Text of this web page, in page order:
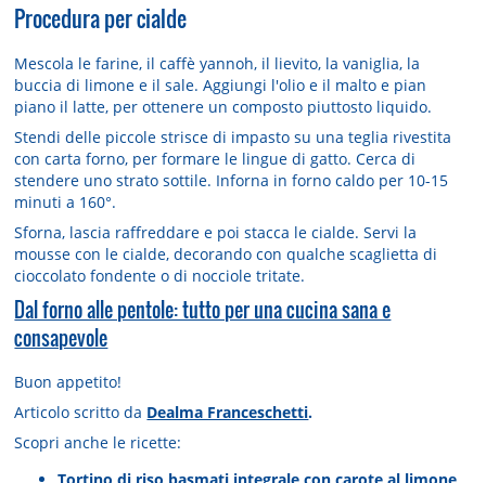
Procedura per cialde
Mescola le farine, il caffè yannoh, il lievito, la vaniglia, la
buccia di limone e il sale. Aggiungi l'olio e il malto e pian
piano il latte, per ottenere un composto piuttosto liquido.
Stendi delle piccole strisce di impasto su una teglia rivestita
con carta forno, per formare le lingue di gatto. Cerca di
stendere uno strato sottile. Inforna in forno caldo per 10-15
minuti a 160°.
Sforna, lascia raffreddare e poi stacca le cialde. Servi la
mousse con le cialde, decorando con qualche scaglietta di
cioccolato fondente o di nocciole tritate.
Dal forno alle pentole: tutto per una cucina sana e
consapevole
Buon appetito!
Articolo scritto da Dealma Franceschetti.
Scopri anche le ricette: